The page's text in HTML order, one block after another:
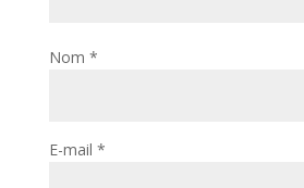
Nom *
E-mail *